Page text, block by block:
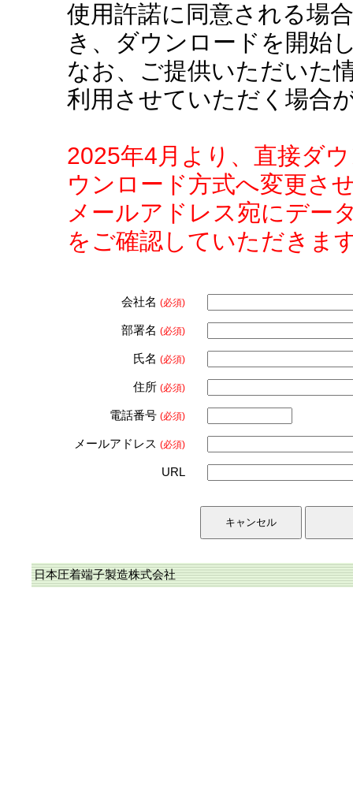
使用許諾に同意される場
き、ダウンロードを開始
なお、ご提供いただいた
利用させていただく場合
2025年4月より、直接ダ
ウンロード方式へ変更さ
メールアドレス宛にデー
をご確認していただきま
会社名 (必須)
部署名 (必須)
氏名 (必須)
住所 (必須)
電話番号 (必須)
メールアドレス (必須)
URL
日本圧着端子製造株式会社